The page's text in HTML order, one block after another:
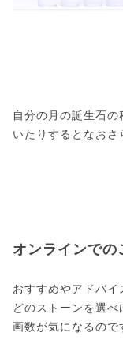
自分の月の誕生石
いたりするとなおさ
オンラインでの
おすすめやアドバイ
どのストーンを選べ
画数が気になるので